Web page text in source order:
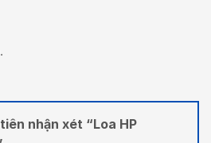
nhận xét “Loa HP